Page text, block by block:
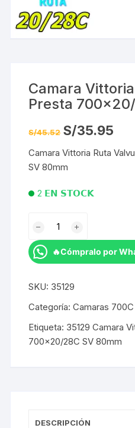
Camara
Presta
S/45.52 El
precio
era:
S/45.52.
S/35.95
es:
Camara Vittoria Ruta
SV 80mm
2 𝗘𝗡 𝗦𝗧𝗢𝗖𝗞
Ruta
Valvula
700x20/28C
SV
cantidad
🔥Cómpralo por
SKU: 35129
Categoría:Camaras 700C
Etiqueta: 35129 Camara
700x20/28C SV 80mm
DESCRIPCIÓN